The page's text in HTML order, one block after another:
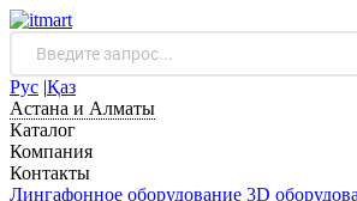
Рус |Қаз
Астана и Алматы
Каталог
Компания
Контакты
Лингафонное оборудование 3D